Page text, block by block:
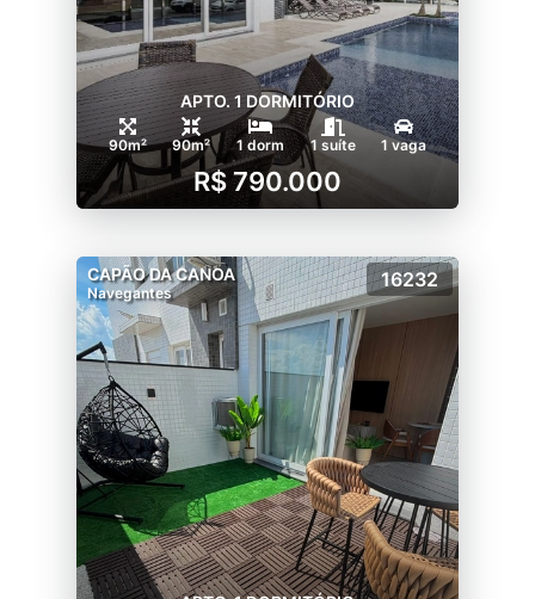
APTO. 1 DORMITÓRIO
90m² 90m² 1 dorm 1 suíte 1 vaga
R$ 790.000
CAPÃO DA CANOA
Navegantes
16232